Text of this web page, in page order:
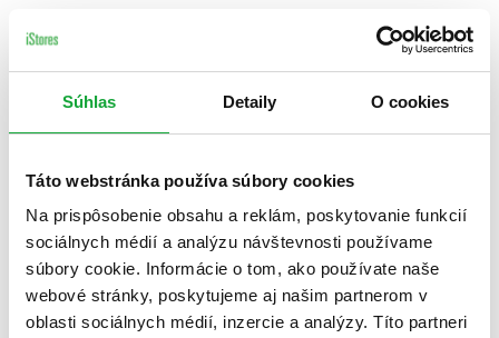
Súhlas Detaily O cookies
Táto webstránka používa súbory cookies
Na prispôsobenie obsahu a reklám, poskytovanie funkcií
sociálnych médií a analýzu návštevnosti používame
súbory cookie. Informácie o tom, ako používate naše
webové stránky, poskytujeme aj našim partnerom v
oblasti sociálnych médií, inzercie a analýzy. Títo partneri